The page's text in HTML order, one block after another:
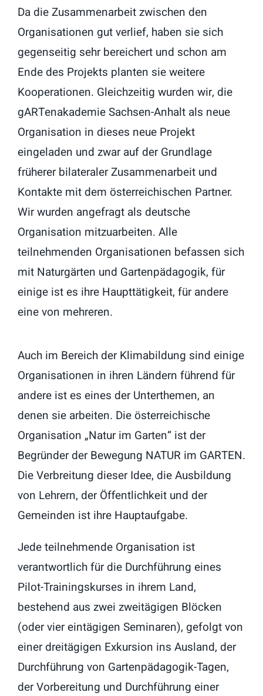
Da die Zusammenarbeit zwischen den
Organisationen gut verlief, haben sie sich
gegenseitig sehr bereichert und schon am
Ende des Projekts planten sie weitere
Kooperationen. Gleichzeitig wurden wir, die
gARTenakademie Sachsen-Anhalt als neue
Organisation in dieses neue Projekt
eingeladen und zwar auf der Grundlage
früherer bilateraler Zusammenarbeit und
Kontakte mit dem österreichischen Partner.
Wir wurden angefragt als deutsche
Organisation mitzuarbeiten. Alle
teilnehmenden Organisationen befassen sich
mit Naturgärten und Gartenpädagogik, für
einige ist es ihre Haupttätigkeit, für andere
eine von mehreren.
Auch im Bereich der Klimabildung sind einige
Organisationen in ihren Ländern führend für
andere ist es eines der Unterthemen, an
denen sie arbeiten. Die österreichische
Organisation „Natur im Garten“ ist der
Begründer der Bewegung NATUR im GARTEN.
Die Verbreitung dieser Idee, die Ausbildung
von Lehrern, der Öffentlichkeit und der
Gemeinden ist ihre Hauptaufgabe.
Jede teilnehmende Organisation ist
verantwortlich für die Durchführung eines
Pilot-Trainingskurses in ihrem Land,
bestehend aus zwei zweitägigen Blöcken
(oder vier eintägigen Seminaren), gefolgt von
einer dreitägigen Exkursion ins Ausland, der
Durchführung von Gartenpädagogik-Tagen,
der Vorbereitung und Durchführung einer